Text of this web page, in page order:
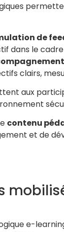
de
dans le
clairs,
aux
contenu
et de
e-